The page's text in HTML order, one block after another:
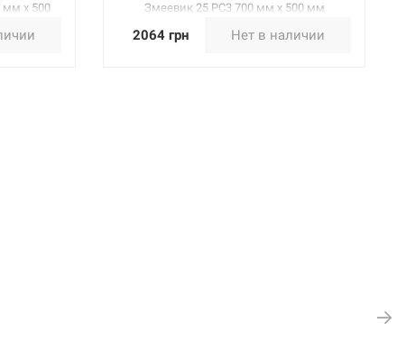
мм х 500
Змеевик 25 PC3 700 мм х 500 мм
2064 грн Нет в наличии